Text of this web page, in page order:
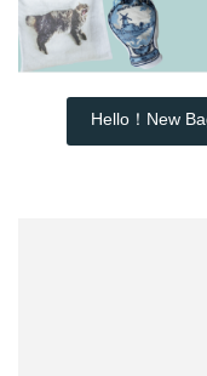
Hello！New